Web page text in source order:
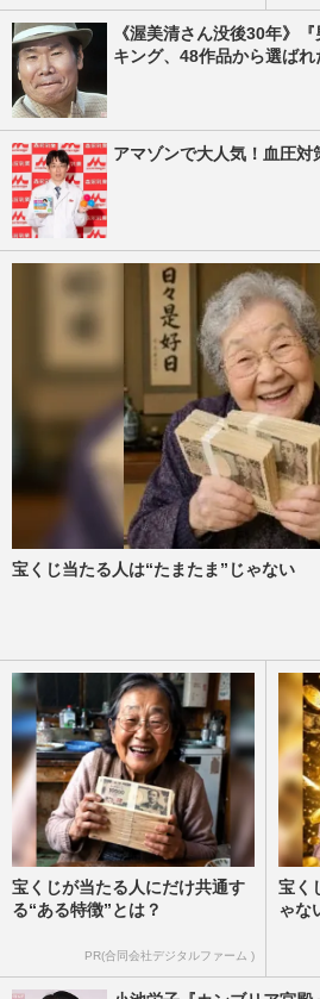
《渥美清さん没後30年》
キング、48作品から選ばれ
アマゾンで大人気！血圧
宝くじ当たる人は“たまたま”じゃない
宝くじが当たる人にだけ共通す
る“ある特徴”とは？
PR(合同会社デジタルファーム )
宝く
ゃな